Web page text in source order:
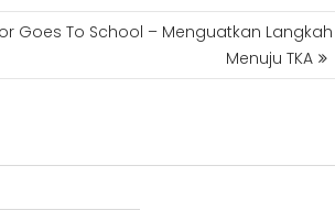
Goes To School – Menguatkan Langkah
Menuju TKA